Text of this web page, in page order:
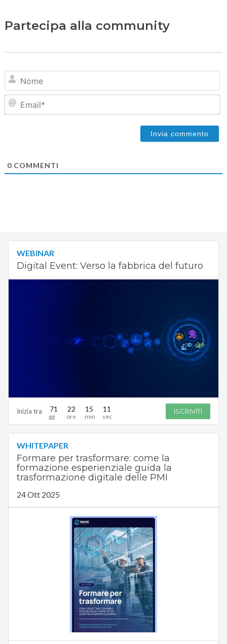
Partecipa alla community
0COMMENTI
WEBINAR
Digital Event: Verso la fabbrica del futuro
Inizia tra 71 22 15 10 ISCRIVITI
WHITEPAPER
Formare per trasformare: come la
formazione esperienziale guida la
trasformazione digitale delle PMI
24 Ott 2025